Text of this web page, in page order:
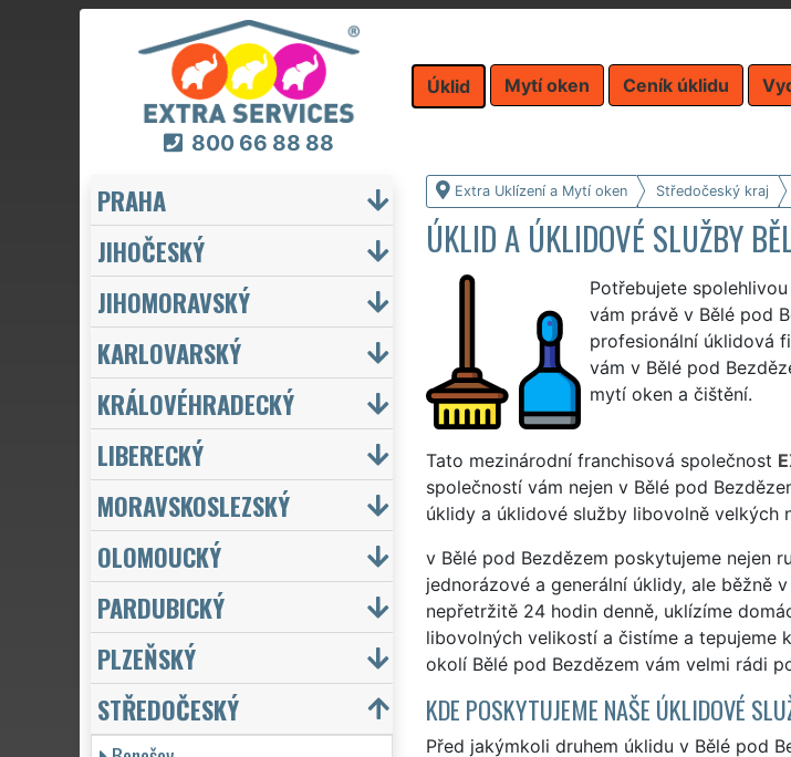
800 66 88 88
Úklid Mytí oken Ceník úklidu
Extra Uklízení a Mytí oken Středočeský kraj
ÚKLID A ÚKLIDOVÉ SLUŽBY
Potřebujete
vám právě v Bělé pod
profesionální úklidová
vám v Bělé pod
mytí oken a čištění.
Tato mezinárodní franchisová společnost
společností vám nejen v Bělé pod
úklidy a úklidové služby libovolně velkých
v Bělé pod Bezdězem poskytujeme nejen
jednorázové a generální úklidy, ale běžně
nepřetržitě 24 hodin denně, uklízíme
libovolných velikostí a čistíme a tepujeme
okolí Bělé pod Bezdězem vám velmi rádi
KDE POSKYTUJEME NAŠE ÚKLIDOVÉ
Před jakýmkoli druhem úklidu v Bělé pod
PRAHA
JIHOČESKÝ
JIHOMORAVSKÝ
KARLOVARSKÝ
KRÁLOVÉHRADECKÝ
LIBERECKÝ
MORAVSKOSLEZSKÝ
OLOMOUCKÝ
PARDUBICKÝ
PLZEŇSKÝ
STŘEDOČESKÝ